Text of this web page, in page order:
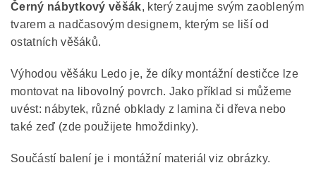
Černý nábytkový věšák, který zaujme svým zaobleným
tvarem a nadčasovým designem, kterým se liší od
ostatních věšáků.
Výhodou věšáku Ledo je, že díky montážní destičce lze
montovat na libovolný povrch. Jako příklad si můžeme
uvést: nábytek, různé obklady z lamina či dřeva nebo
také zeď (zde použijete hmoždinky).
Součástí balení je i montážní materiál viz obrázky.